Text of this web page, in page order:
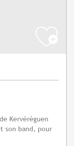
Kervéréguen
son band, pour